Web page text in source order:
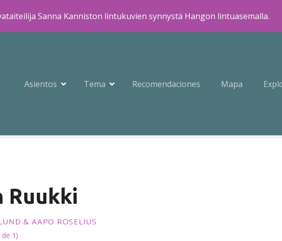
Sanna Kanniston lintukuvien synnystä Hangon lintuasemalla.
Asientos Tema Recomendaciones Mapa
Ruukki
& AAPO ROSELIUS
1)